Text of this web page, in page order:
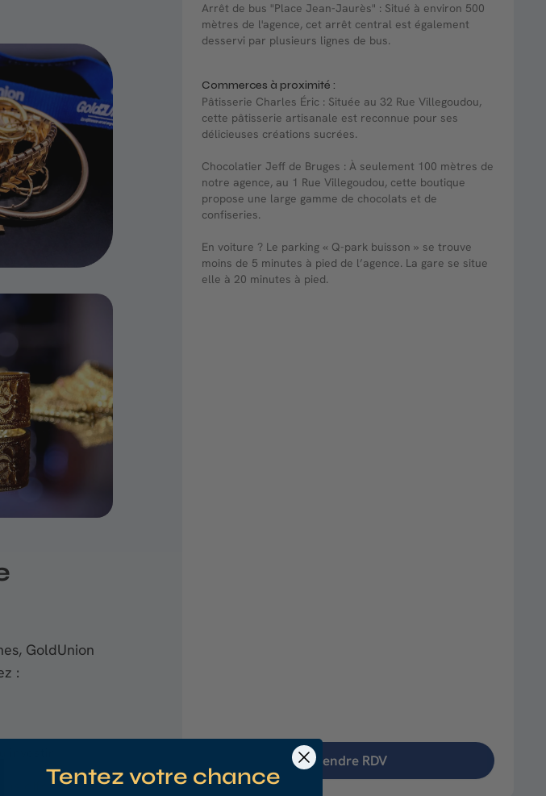
GoldUnion
:
investir
offrir une
Arrêt de bus "Place Jean-Jaurès" : Situé à environ 500
mètres de l'agence, cet arrêt central est également
desservi par plusieurs lignes de bus.
Commerces à proximité :
Pâtisserie Charles Éric : Située au 32 Rue Villegoudou,
cette pâtisserie artisanale est reconnue pour ses
délicieuses créations sucrées.
Chocolatier Jeff de Bruges : À seulement 100 mètres de
notre agence, au 1 Rue Villegoudou, cette boutique
propose une large gamme de chocolats et de
confiseries.
En voiture ? Le parking « Q-park buisson » se trouve
moins de 5 minutes à pied de l’agence. La gare se situe
elle à 20 minutes à pied.
Prendre RDV
Tentez votre chance